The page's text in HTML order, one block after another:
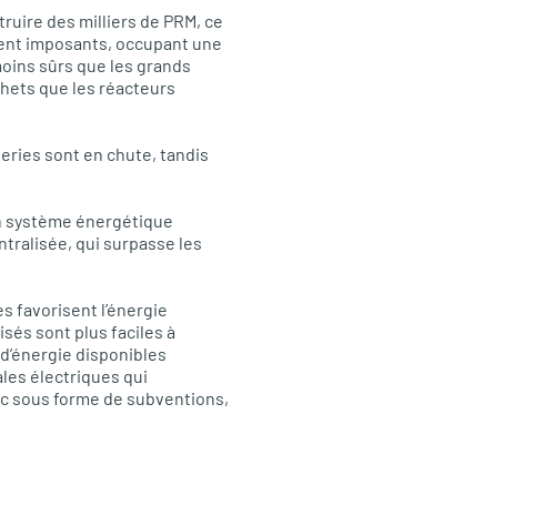
des milliers de PRM, ce
imposants, occupant une
sûrs que les grands
que les réacteurs
sont en chute, tandis
système énergétique
qui surpasse les
favorisent l’énergie
sont plus faciles à
disponibles
électriques qui
sous forme de subventions,